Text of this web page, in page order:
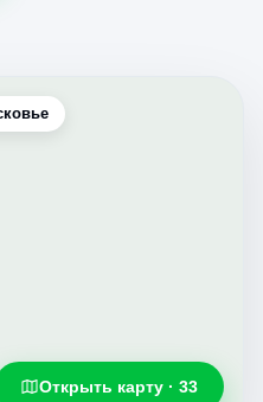
Открыть карту · 33